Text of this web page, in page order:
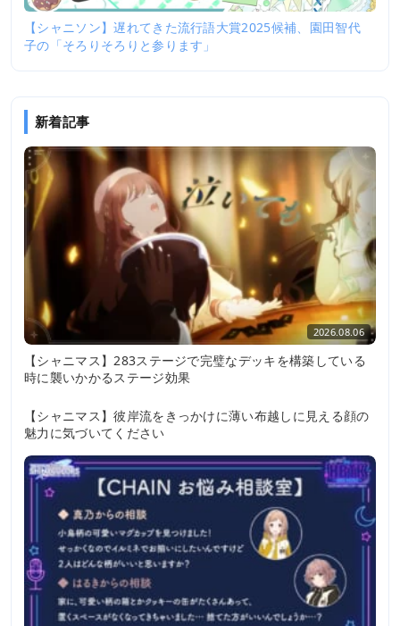
【シャニソン】遅れてきた流行語大賞2025候補、園田智代
子の「そろりそろりと参ります」
新着記事
2026.08.06
【シャニマス】283ステージで完璧なデッキを構築している
時に襲いかかるステージ効果
【シャニマス】彼岸流をきっかけに薄い布越しに見える顔の
魅力に気づいてください